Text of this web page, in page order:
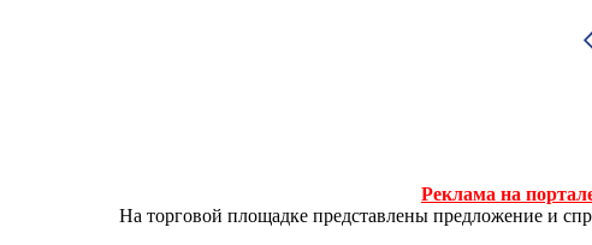
Реклама на
На торговой площадке представлены предложение и